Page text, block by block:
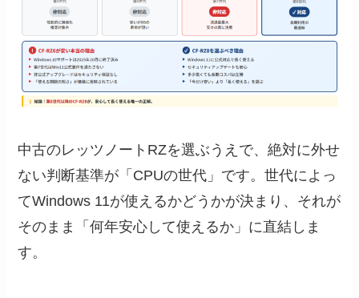
中古のレッツノートRZを選ぶうえで、絶対に外せ
ない判断基準が「CPUの世代」です。世代によっ
てWindows 11が使えるかどうかが決まり、それが
そのまま「何年安心して使えるか」に直結しま
す。